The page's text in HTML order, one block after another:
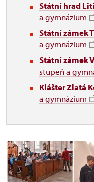
Státní hrad
a gymnázium
Státní zámek
a gymnázium
Státní zámek
stupeň a
Klášter Zlatá
a gymnázium